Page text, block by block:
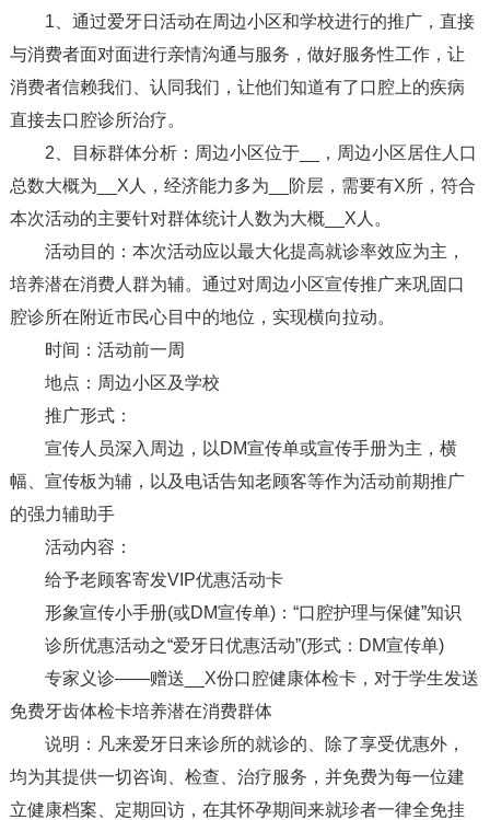
1、通过爱牙日活动在周边小区和学校进行的推广，直接
与消费者面对面进行亲情沟通与服务，做好服务性工作，让
消费者信赖我们、认同我们，让他们知道有了口腔上的疾病
直接去口腔诊所治疗。
2、目标群体分析：周边小区位于__，周边小区居住人口
总数大概为__X人，经济能力多为__阶层，需要有X所，符合
本次活动的主要针对群体统计人数为大概__X人。
活动目的：本次活动应以最大化提高就诊率效应为主，
培养潜在消费人群为辅。通过对周边小区宣传推广来巩固口
腔诊所在附近市民心目中的地位，实现横向拉动。
时间：活动前一周
地点：周边小区及学校
推广形式：
宣传人员深入周边，以DM宣传单或宣传手册为主，横
幅、宣传板为辅，以及电话告知老顾客等作为活动前期推广
的强力辅助手
活动内容：
给予老顾客寄发VIP优惠活动卡
形象宣传小手册(或DM宣传单)：“口腔护理与保健”知识
诊所优惠活动之“爱牙日优惠活动”(形式：DM宣传单)
专家义诊——赠送__X份口腔健康体检卡，对于学生发送
免费牙齿体检卡培养潜在消费群体
说明：凡来爱牙日来诊所的就诊的、除了享受优惠外，
均为其提供一切咨询、检查、治疗服务，并免费为每一位建
立健康档案、定期回访，在其怀孕期间来就珍者一律全免挂